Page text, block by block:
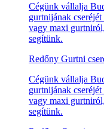
Cégünk vállalja
gurtnijának
vagy maxi
segítünk.
Redőny Gurtni
Cégünk vállalja
gurtnijának
vagy maxi
segítünk.